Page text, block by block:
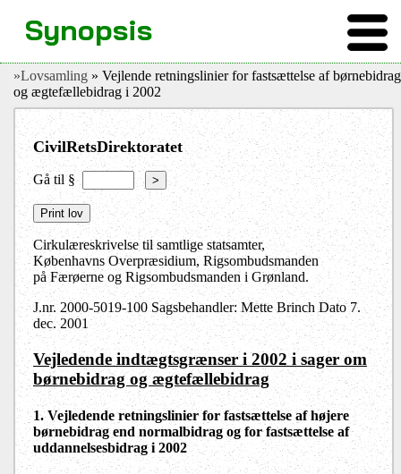
»Lovsamling » Vejlende retningslinier for fastsættelse af børnebidrag
og ægtefællebidrag i 2002
CivilRetsDirektoratet
Gå til § >
Cirkulæreskrivelse til samtlige statsamter,
Københavns Overpræsidium, Rigsombudsmanden
på Færøerne og Rigsombudsmanden i Grønland.
J.nr. 2000-5019-100 Sagsbehandler:Mette Brinch Dato 7.
dec. 2001
Vejledende indtægtsgrænser i 2002 i sager om
børnebidrag og ægtefællebidrag
1. Vejledende retningslinier for fastsættelse af højere
børnebidrag end normalbidrag og for fastsættelse af
uddannelsesbidrag i 2002
Synopsis